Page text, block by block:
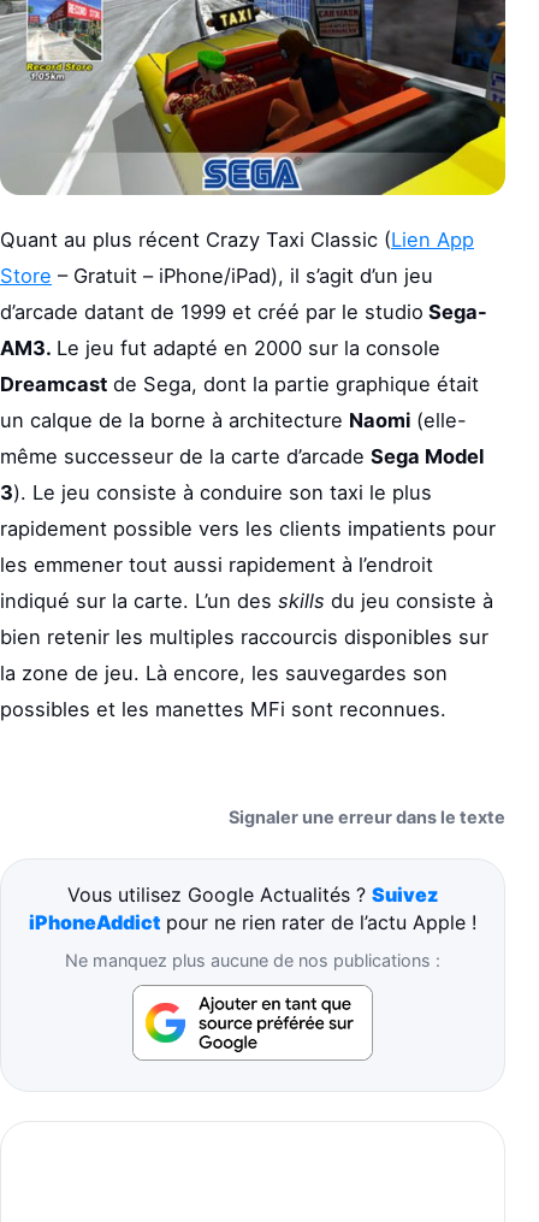
Quant au plus récent Crazy Taxi Classic (Lien App
Store – Gratuit – iPhone/iPad), il s’agit d’un jeu
d’arcade datant de 1999 et créé par le studio Sega-
AM3. Le jeu fut adapté en 2000 sur la console
Dreamcast de Sega, dont la partie graphique était
un calque de la borne à architecture Naomi (elle-
même successeur de la carte d’arcade Sega Model
3). Le jeu consiste à conduire son taxi le plus
rapidement possible vers les clients impatients pour
les emmener tout aussi rapidement à l’endroit
indiqué sur la carte. L’un des skills du jeu consiste à
bien retenir les multiples raccourcis disponibles sur
la zone de jeu. Là encore, les sauvegardes son
possibles et les manettes MFi sont reconnues.
Signaler une erreur dans le texte
Vous utilisez Google Actualités ? Suivez
iPhoneAddict pour ne rien rater de l’actu Apple !
Ne manquez plus aucune de nos publications :